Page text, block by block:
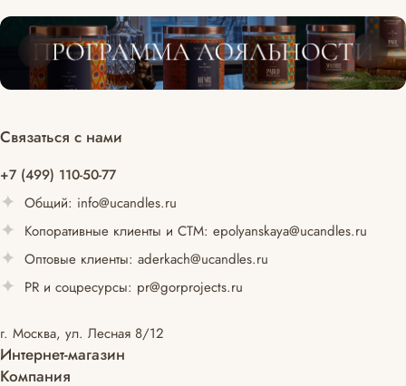
Связаться с нами
+7 (499) 110-50-77
Общий: info@ucandles.ru
Копоративные клиенты и СТМ: epolyanskaya@ucandles.ru
Оптовые клиенты: aderkach@ucandles.ru
PR и соцресурсы: pr@gorprojects.ru
г. Москва, ул. Лесная 8/12
Интернет-магазин
Компания